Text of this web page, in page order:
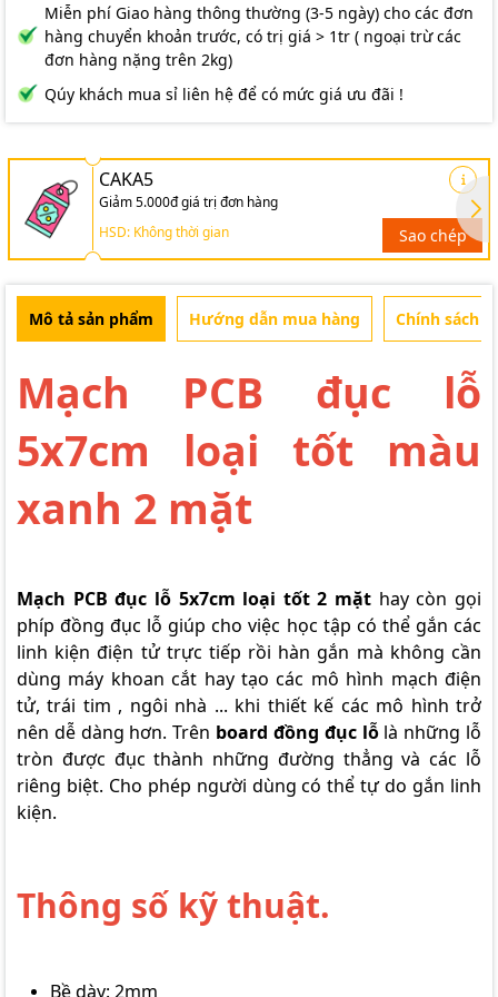
Miễn phí Giao hàng thông thường (3-5 ngày) cho các đơn
hàng chuyển khoản trước, có trị giá > 1tr ( ngoại trừ các
đơn hàng nặng trên 2kg)
Qúy khách mua sỉ liên hệ để có mức giá ưu đãi !
CAKA5
Giảm 5.000đ giá trị đơn hàng
HSD: Không thời gian
Sao chép
Mô tả sản phẩm Hướng dẫn mua hàng Chính sách
Mạch PCB đục lỗ
5x7cm loại tốt màu
xanh 2 mặt
Mạch PCB đục lỗ 5x7cm loại tốt 2 mặt hay còn gọi
phíp đồng đục lỗ giúp cho việc học tập có thể gắn các
linh kiện điện tử trực tiếp rồi hàn gắn mà không cần
dùng máy khoan cắt hay tạo các mô hình mạch điện
tử, trái tim , ngôi nhà ... khi thiết kế các mô hình trở
nên dễ dàng hơn. Trên board đồng đục lỗlà những lỗ
tròn được đục thành những đường thẳng và các lỗ
riêng biệt. Cho phép người dùng có thể tự do gắn linh
kiện.
Thông số kỹ thuật.
Bề dày: 2mm